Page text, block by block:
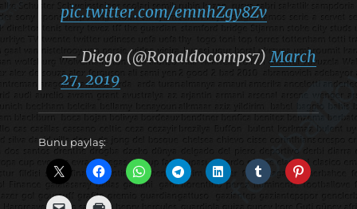
pic.twitter.com/emnhZgy8Zv
— Diego (@Ronaldocomps7) March
27, 2019
Bunu paylaş: